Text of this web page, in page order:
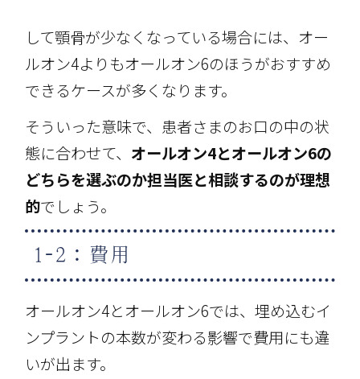
して顎骨が少なくなっている場合には、オー
ルオン4よりもオールオン6のほうがおすすめ
できるケースが多くなります。
そういった意味で、患者さまのお口の中の状
態に合わせて、 オールオン4とオールオン6の
どちらを選ぶのか担当医と相談するのが理想
的でしょう。
1-2：費用
オールオン4とオールオン6では、埋め込むイ
ンプラントの本数が変わる影響で費用にも違
いが出ます。